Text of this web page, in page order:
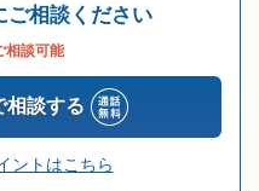
ご相談ください
相談可能
相談する
ントはこちら